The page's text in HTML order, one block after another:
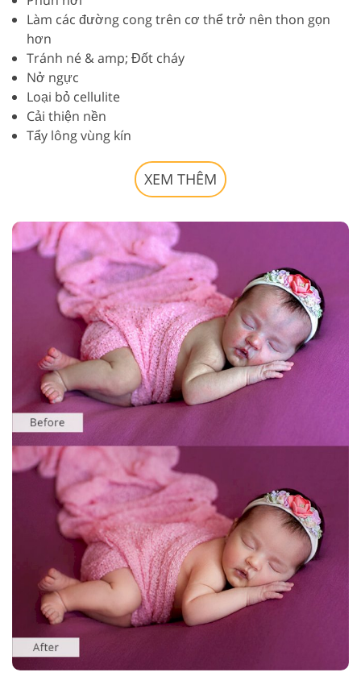
Làm các đường cong trên cơ thể trở nên thon gọn
hơn
Tránh né & amp; Đốt cháy
Nở ngực
Loại bỏ cellulite
Cải thiện nền
Tẩy lông vùng kín
XEM THÊM